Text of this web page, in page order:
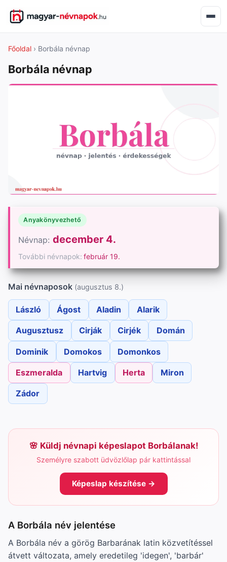
Főoldal › Borbála névnap
Borbála névnap
Anyakönyvezhető
Névnap: december 4.
További névnapok: február 19.
Mai névnaposok (augusztus 8.)
László Ágost Aladin Alarik
Augusztusz Cirják Cirjék Domán
Dominik Domokos Domonkos
Eszmeralda Hartvig Herta Miron
Zádor
Küldj névnapi képeslapot Borbálanak!
Személyre szabott üdvözlőlap pár kattintással
Képeslap készítése →
A Borbála név jelentése
A Borbála név a görög Barbarának latin közvetítéssel
átvett változata, amely eredetileg 'idegen', 'barbár'